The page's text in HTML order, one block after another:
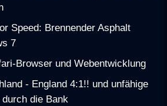
Speed: Brennender Asphalt
7
Browser und Webentwicklung
- England 4:1!! und unfähige
die Bank